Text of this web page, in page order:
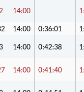
14:00
14:00 0:36:01
14:00 0:42:38
14:00 0:41:40